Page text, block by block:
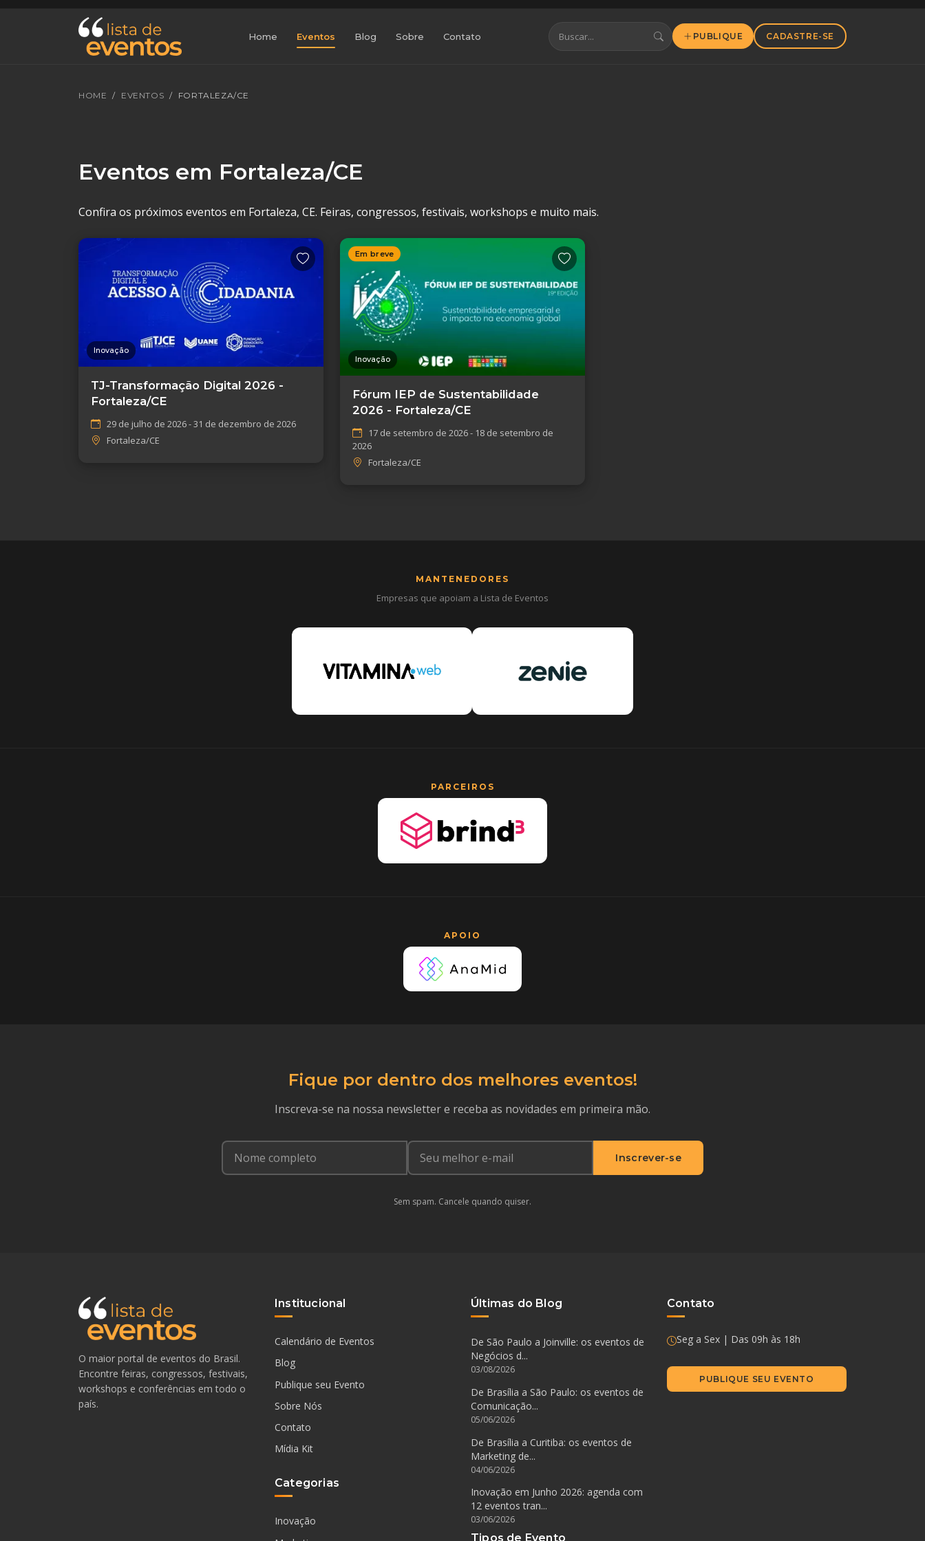
Home Eventos Blog Sobre Contato PUBLIQUE CADASTRE-SE
HOME EVENTOS FORTALEZA/CE
Eventos em Fortaleza/CE
Confira os próximos eventos em Fortaleza, CE. Feiras, congressos, festivais, workshops e muito mais.
Inovação
TJ-Transformação Digital 2026 -
Fortaleza/CE
29 de julho de 2026 - 31 de dezembro de 2026
Fortaleza/CE
Em breve
Inovação
Fórum IEP de Sustentabilidade
2026 - Fortaleza/CE
17 de setembro de 2026 - 18 de setembro de
2026
Fortaleza/CE
MANTENEDORES
Empresas que apoiam a Lista de Eventos
PARCEIROS
APOIO
Fique por dentro dos melhores eventos!
Inscreva-se na nossa newsletter e receba as novidades em primeira mão.
Inscrever-se
Sem spam. Cancele quando quiser.
O maior portal de eventos do Brasil.
Encontre feiras, congressos, festivais,
workshops e conferências em todo o
país.
Institucional
Calendário de Eventos
Blog
Publique seu Evento
Sobre Nós
Contato
Mídia Kit
Categorias
Inovação
Últimas do Blog
De São Paulo a Joinville: os eventos de
Negócios d...
03/08/2026
De Brasília a São Paulo: os eventos de
Comunicação...
05/06/2026
De Brasília a Curitiba: os eventos de
Marketing de...
04/06/2026
Inovação em Junho 2026: agenda com
12 eventos tran...
03/06/2026
Tipos de Evento
Contato
Seg a Sex | Das 09h às 18h
PUBLIQUE SEU EVENTO